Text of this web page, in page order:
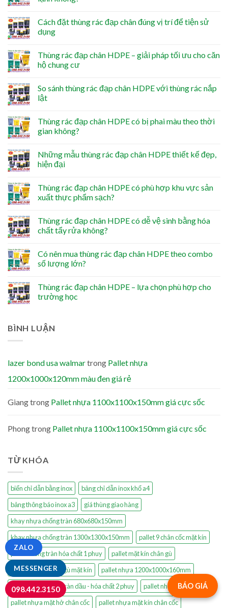
Cách đặt thùng rác đạp chân đúng vị trí để tiện sử
dụng
Thùng rác đạp chân HDPE – giải pháp tối ưu cho căn
hộ chung cư
So sánh thùng rác đạp chân HDPE với thùng rác nắp
lật
Thùng rác đạp chân HDPE có bị phai màu theo thời
gian không?
Những mẫu thùng rác đạp chân HDPE thiết kế đẹp,
hiện đại
Thùng rác đạp chân HDPE có phù hợp khu vực sản
xuất thực phẩm sạch?
Thùng rác đạp chân HDPE có dễ vệ sinh bằng hóa
chất tẩy rửa không?
Có nên mua thùng rác đạp chân HDPE theo combo
số lượng lớn?
Thùng rác đạp chân HDPE – lựa chọn phù hợp cho
trường học
BÌNH LUẬN
lazer bond usa walmartrong Pallet nhựa
1200x1000x120mm màu đen giá rẻ
Giangtrong Pallet nhựa 1100x1100x150mm giá cực sốc
Phongtrong Pallet nhựa 1100x1100x150mm giá cực sốc
TỪ KHÓA
biển chỉ dẫn bằng inox
bảng chỉ dẫn inox khổ a4
bảng thông báo inox a3
giá thùng giao hàng
khay nhựa chống tràn 680x680x150mm
khay nhựa chống tràn 1300x1300x150mm
pallet 9 chân cốc mặt kín
pallet chống tràn hóa chất 1 phuy
pallet mặt kín chân gù
pallet nhựa 9 chân gù mặt kín
pallet nhựa 1200x1000x160mm
pallet nhựa chống tràn dầu - hóa chất 2 phuy
pallet nhựa kê hàng
pallet nhựa mặt hở chân cốc
pallet nhựa mặt kín chân cốc
BÁO GIÁ
MESSENGER
ZALO
098.442.3150